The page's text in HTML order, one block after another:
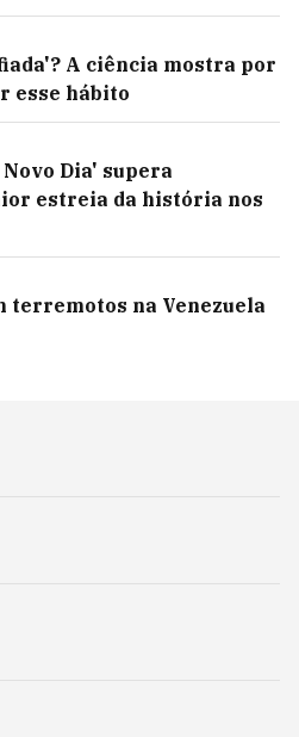
A ciência mostra por
esse hábito
Dia' supera
estreia da história nos
terremotos na Venezuela